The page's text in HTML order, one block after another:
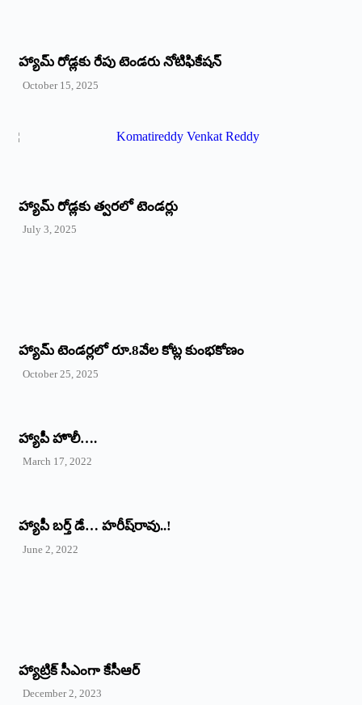
హ్యామ్‌ రోడ్లకు రేపు టెండరు నోటిఫికేషన్‌
October 15, 2025
హ్యామ్‌ రోడ్లకు త్వరలో టెండర్లు
July 3, 2025
హ్యామ్‌ ‌టెండర్లలో రూ.8వేల కోట్ల కుంభకోణం
October 25, 2025
హ్యాపీ హొలీ….
March 17, 2022
హ్యాపీ బర్త్ ‌డే… హరీష్‌రావు..!
June 2, 2022
హ్యాట్రిక్‌ ‌సీఎంగా కేసీఆర్‌
December 2, 2023